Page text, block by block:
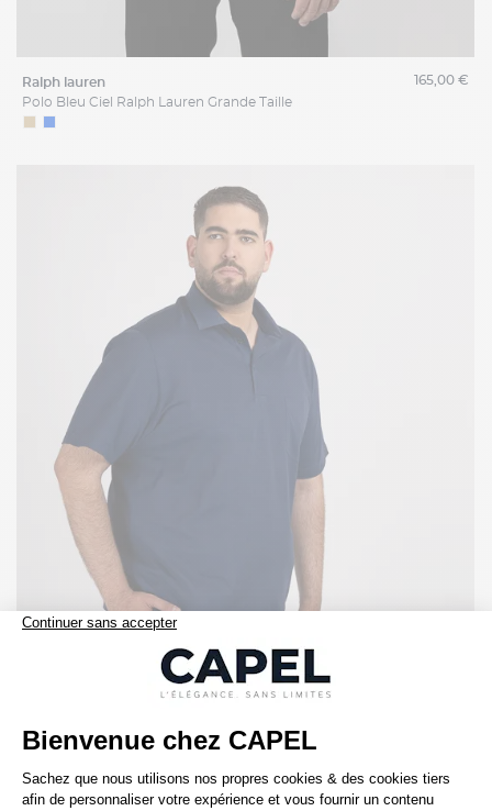
ralph lauren
Polo Bleu Ciel Ralph Lauren Grande Taille
165,00 €
capel 129,00 €